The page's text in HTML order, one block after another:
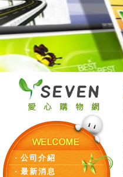
‧ 公司介紹
‧ 最新消息